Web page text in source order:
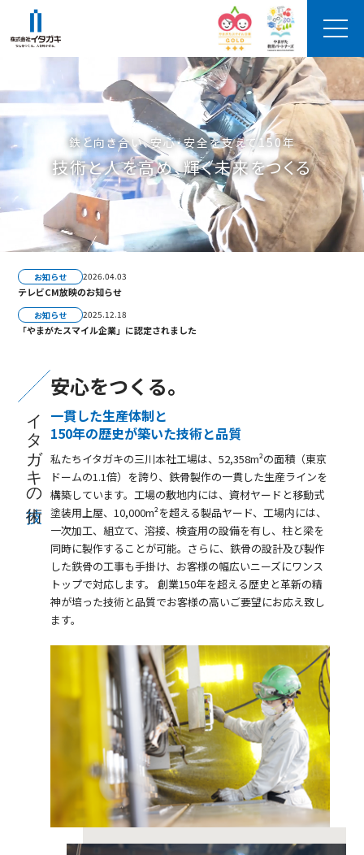
イタガキ について
イタガキの技術
人が創るイタガキ
実績紹介
設備紹介
会社情報
会社案内 ダウンロード
採用情報
お問い合わせ
JP EN
鉄と向き合い、安心・安全を支えて150年
技術と人を高め、輝く未来をつくる
お知らせ 2026.04.03
テレビCM放映のお知らせ
お知らせ 2025.12.18
「やまがたスマイル企業」に認定されました
イタガキの
安心をつくる。
一貫した生産体制と
150年の歴史が築いた技術と品質
私たちイタガキの三川本社工場は、52,358m²の面積（東京
ドームの1.1倍）を誇り、鉄骨製作の一貫した生産ラインを
構築しています。工場の敷地内には、資材ヤードと移動式
塗装用上屋、10,000m²を超える製品ヤード、工場内には、
一次加工、組立て、溶接、検査用の設備を有し、柱と梁を
同時に製作することが可能。さらに、鉄骨の設計及び製作
した鉄骨の工事も手掛け、お客様の幅広いニーズにワンス
トップで対応します。 創業150年を超える歴史と革新の精
神が培った技術と品質でお客様の高いご要望にお応え致し
ます。